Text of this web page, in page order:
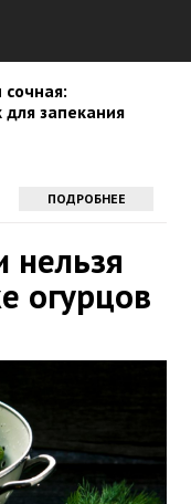
запекания
ПОДРОБНЕЕ
нельзя
огурцов